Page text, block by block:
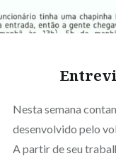
Nesta semana
desenvolvido pelo
A partir de seu